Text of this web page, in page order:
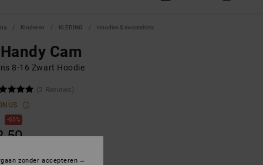
Kinderen KLEDING Hoodies & sweatshirts
Cam
8-16 Zwart Hoodie
(2 Reviews)
55%
zonder accepteren